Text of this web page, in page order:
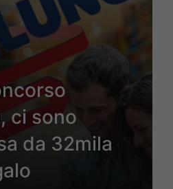
ci sono
da 32mila